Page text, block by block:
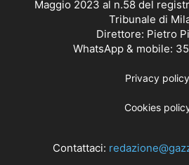
Maggio 2023 al n.58 del
Tribunale di
Direttore: Pietro
WhatsApp & mobile:
Privacy policy
Cookies
Contattaci: